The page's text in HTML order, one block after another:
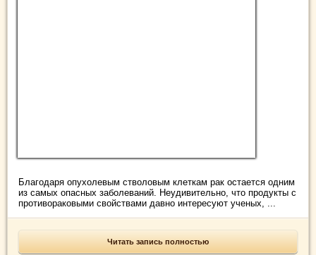
Благодаря опухолевым стволовым клеткам рак остается одним
из самых опасных заболеваний. Неудивительно, что продукты с
противораковыми свойствами давно интересуют ученых, ...
Читать запись полностью